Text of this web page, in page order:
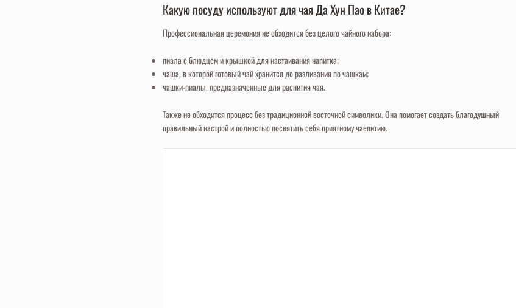
Какую посуду используют для чая Да Хун Пао в Китае?
Профессиональная церемония не обходится без целого чайного набора:
пиала с блюдцем и крышкой для настаивания напитка;
чаша, в которой готовый чай хранится до разливания по чашкам;
чашки-пиалы, предназначенные для распития чая.
Также не обходится процесс без традиционной восточной символики. Она помогает создать благодушный
правильный настрой и полностью посвятить себя приятному чаепитию.